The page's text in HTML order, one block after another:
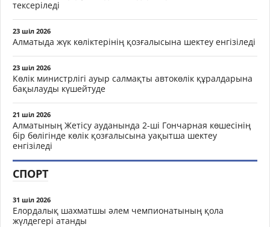
тексеріледі
23 шіл 2026
Алматыда жүк көліктерінің қозғалысына шектеу енгізіледі
23 шіл 2026
Көлік министрлігі ауыр салмақты автокөлік құралдарына
бақылауды күшейтуде
21 шіл 2026
Алматының Жетісу ауданында 2-ші Гончарная көшесінің
бір бөлігінде көлік қозғалысына уақытша шектеу
енгізіледі
СПОРТ
31 шіл 2026
Елордалық шахматшы әлем чемпионатының қола
жүлдегері атанды